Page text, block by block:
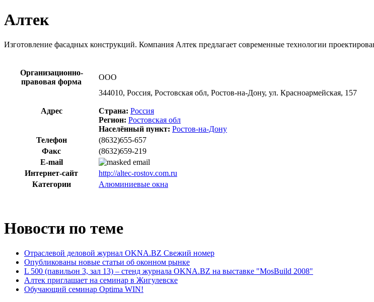
Алтек
Изготовление фасадных конструкций. Компания Алтек предлагает современные технологии
Организационно-
правовая форма
ООО
Адрес
344010, Россия, Ростовская обл, Ростов-на-Дону, ул. Красноармейская, 157
Страна: Россия
Регион: Ростовская обл
Населённый пункт: Ростов-на-Дону
Телефон
(8632)655-657
Факс
(8632)659-219
E-mail
Интернет-сайт
http://altec-rostov.com.ru
Категории
Алюминиевые окна
Новости по теме
Отраслевой деловой журнал OKNA.BZ Свежий номер
Опубликованы новые статьи об оконном рынке
L 500 (павильон 3, зал 13) – стенд журнала OKNA.BZ на выставке "MosBuild 2008"
Алтек приглашает на семинар в Жигулевске
Обучающий семинар Optima WIN!